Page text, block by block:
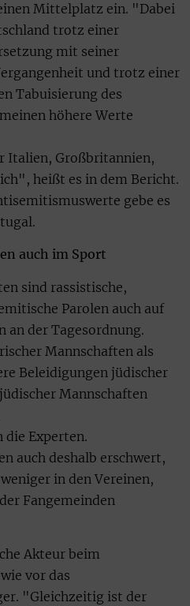
Mittelplatz ein. "Dabei
trotz einer
mit seiner
und trotz einer
Tabuisierung des
höhere Werte
Italien, Großbritannien,
heißt es in dem Bericht.
gebe es
auch im Sport
sind rassistische,
Parolen auch auf
an der Tagesordnung.
Mannschaften als
Beleidigungen jüdischer
Mannschaften
Experten.
auch deshalb erschwert,
in den Vereinen,
Fangemeinden
Akteur beim
vor das
"Gleichzeitig ist der